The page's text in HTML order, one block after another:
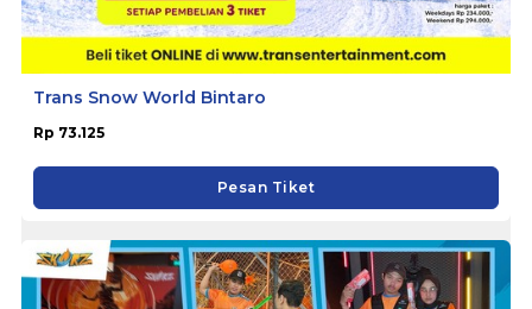
Trans Snow World Bintaro
Rp 73.125
Pesan Tiket